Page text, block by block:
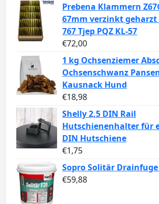
Prebena Klammern
67mm verzinkt geharzt
767 Tjep PQZ KL-57
€72,00
1 kg Ochsenziemer
Ochsenschwanz
Kausnack Hund
€18,98
Shelly 2,5 DIN Rail
Hutschienenhalter für
DIN Hutschiene
€1,75
Sopro Solitär Drainfuge
€59,88